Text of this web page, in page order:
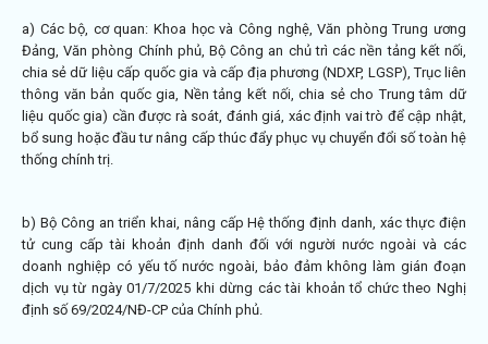
a) Các bộ, cơ quan: Khoa học và Công nghệ, Văn phòng Trung ương
Đảng, Văn phòng Chính phủ, Bộ Công an chủ trì các nền tảng kết nối,
chia sẻ dữ liệu cấp quốc gia và cấp địa phương (NDXP, LGSP), Trục liên
thông văn bản quốc gia, Nền tảng kết nối, chia sẻ cho Trung tâm dữ
liệu quốc gia) cần được rà soát, đánh giá, xác định vai trò để cập nhật,
bổ sung hoặc đầu tư nâng cấp thúc đẩy phục vụ chuyển đổi số toàn hệ
thống chính trị.
b) Bộ Công an triển khai, nâng cấp Hệ thống định danh, xác thực điện
tử cung cấp tài khoản định danh đối với người nước ngoài và các
doanh nghiệp có yếu tố nước ngoài, bảo đảm không làm gián đoạn
dịch vụ từ ngày 01/7/2025 khi dừng các tài khoản tổ chức theo Nghị
định số69/2024/NĐ-CP của Chính phủ.